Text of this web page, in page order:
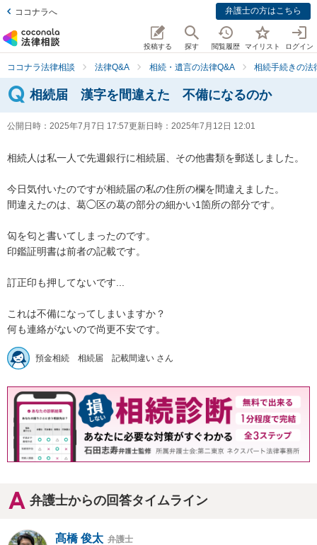
ココナラへ 弁護士の方はこちら
投稿する 探す 閲覧履歴 マイリスト ログイン
ココナラ法律相談 法律Q&A 相続・遺言の法律Q&A 相続手続きの法
相続届 漢字を間違えた 不備になるのか
公開日時： 2025年7月7日 17:57更新日時： 2025年7月12日 12:01
相続人は私一人で先週銀行に相続届、その他書類を郵送しました。
今日気付いたのですが相続届の私の住所の欄を間違えました。
間違えたのは、葛◯区の葛の部分の細かい1箇所の部分です。
匃を匂と書いてしまったのです。
印鑑証明書は前者の記載です。
訂正印も押してないです...
これは不備になってしまいますか？
何も連絡がないので尚更不安です。
預金相続 相続届 記載間違い さん
弁護士からの回答タイムライン
髙橋 俊太 弁護士